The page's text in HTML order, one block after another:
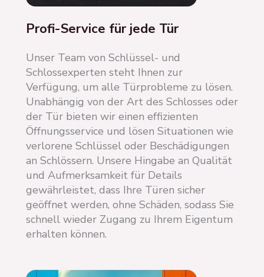
Profi-Service für jede Tür
Unser Team von Schlüssel- und
Schlossexperten steht Ihnen zur
Verfügung, um alle Türprobleme zu lösen.
Unabhängig von der Art des Schlosses oder
der Tür bieten wir einen effizienten
Öffnungsservice und lösen Situationen wie
verlorene Schlüssel oder Beschädigungen
an Schlössern. Unsere Hingabe an Qualität
und Aufmerksamkeit für Details
gewährleistet, dass Ihre Türen sicher
geöffnet werden, ohne Schäden, sodass Sie
schnell wieder Zugang zu Ihrem Eigentum
erhalten können.